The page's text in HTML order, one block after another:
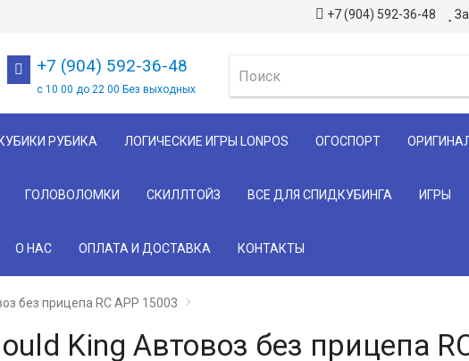
+7 (904) 592-36-48
+7 (904) 592-36-48
с 10 00 до 22 00 Без выходных
КУБИКИ РУБИКА ЛОГИЧЕСКИЕ ИГРЫ LONPOS ОГОСПОРТ
ГОЛОВОЛОМКИ СКИЛЛТОЙЗ ВСЕ ДЛЯ СПИДКУБИНГА ИГРЫ
О НАС ОПЛАТА И ДОСТАВКА КОНТАКТЫ
без прицепа RC APP 15003
King Автовоз без прицепа